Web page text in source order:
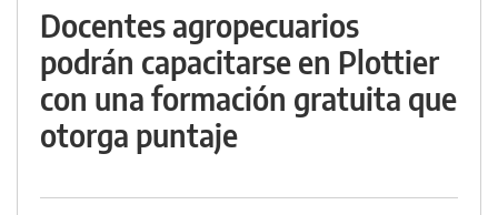
Docentes agropecuarios
podrán capacitarse en Plottier
con una formación gratuita que
otorga puntaje